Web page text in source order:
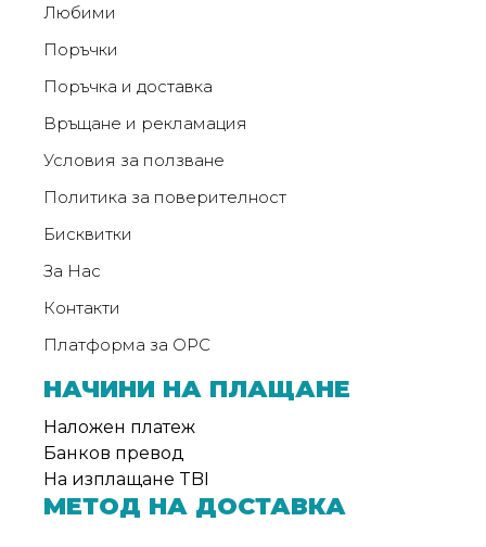
Любими
Поръчки
Поръчка и доставка
Връщане и рекламация
Условия за ползване
Политика за поверителност
Бисквитки
За Нас
Контакти
Платформа за ОРС
НАЧИНИ НА ПЛАЩАНЕ
Наложен платеж
Банков превод
На изплащане TBI
МЕТОД НА ДОСТАВКА